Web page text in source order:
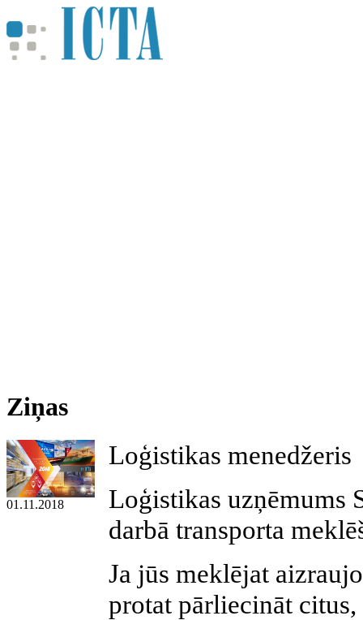
Ziņas
01.11.2018
Loģistikas menedžeris
Loģistikas uzņēmums
darbā transporta
Ja jūs meklējat
protat pārliecināt